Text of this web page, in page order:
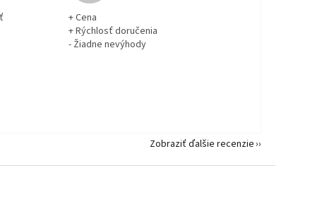
+ Cena
+ Rýchlosť doručenia
- Žiadne nevýhody
Zobraziť ďalšie recenzie